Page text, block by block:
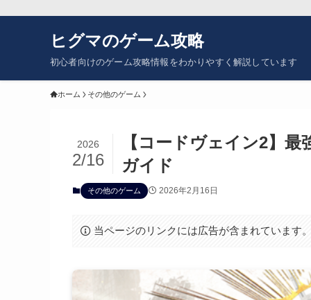
ヒグマのゲーム攻略
初心者向けのゲーム攻略情報をわかりやすく解説しています
ホーム その他のゲーム
【コードヴェイン2】
ガイド
2026
2/16
その他のゲーム 2026年2月16日
当ページのリンクには広告が含まれています